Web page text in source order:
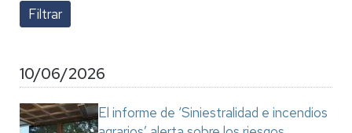
10/06/2026
El informe de ‘Siniestralidad e incendios